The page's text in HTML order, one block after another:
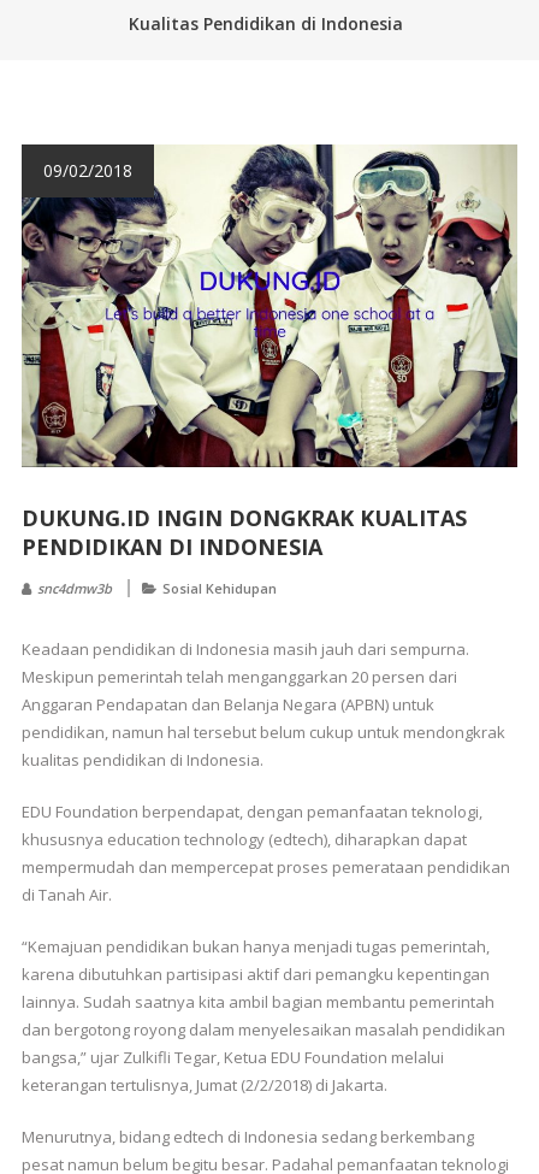
Kualitas Pendidikan di Indonesia
09/02/2018
DUKUNG.ID INGIN DONGKRAK KUALITAS
PENDIDIKAN DI INDONESIA
snc4dmw3b Sosial Kehidupan
Keadaan pendidikan di Indonesia masih jauh dari sempurna.
Meskipun pemerintah telah menganggarkan 20 persen dari
Anggaran Pendapatan dan Belanja Negara (APBN) untuk
pendidikan, namun hal tersebut belum cukup untuk mendongkrak
kualitas pendidikan di Indonesia.
EDU Foundation berpendapat, dengan pemanfaatan teknologi,
khususnya education technology (edtech), diharapkan dapat
mempermudah dan mempercepat proses pemerataan pendidikan
di Tanah Air.
“Kemajuan pendidikan bukan hanya menjadi tugas pemerintah,
karena dibutuhkan partisipasi aktif dari pemangku kepentingan
lainnya. Sudah saatnya kita ambil bagian membantu pemerintah
dan bergotong royong dalam menyelesaikan masalah pendidikan
bangsa,” ujar Zulkifli Tegar, Ketua EDU Foundation melalui
keterangan tertulisnya, Jumat (2/2/2018) di Jakarta.
Menurutnya, bidang edtech di Indonesia sedang berkembang
pesat namun belum begitu besar. Padahal pemanfaatan teknologi